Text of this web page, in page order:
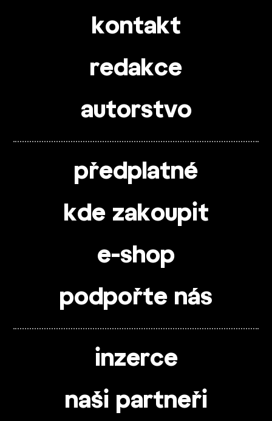
kontakt
redakce
autorstvo
předplatné
kde zakoupit
e-shop
podpořte nás
inzerce
naši partneři